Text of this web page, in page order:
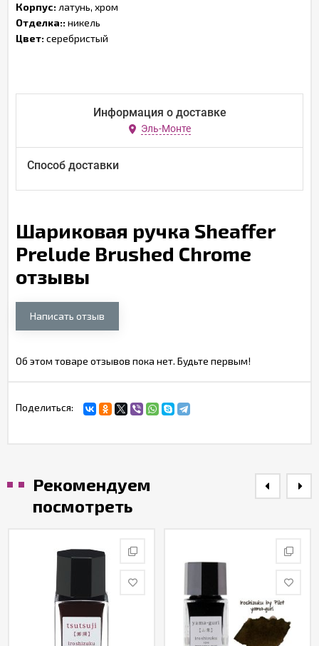
Корпус: латунь, хром
Отделка::никель
Цвет:серебристый
Информация о доставке
Эль-Монте
Способ доставки
Шариковая ручка Sheaffer
Prelude Brushed Chrome
отзывы
Написать отзыв
Об этом товаре отзывов пока нет. Будьте первым!
Поделиться:
Рекомендуем
посмотреть